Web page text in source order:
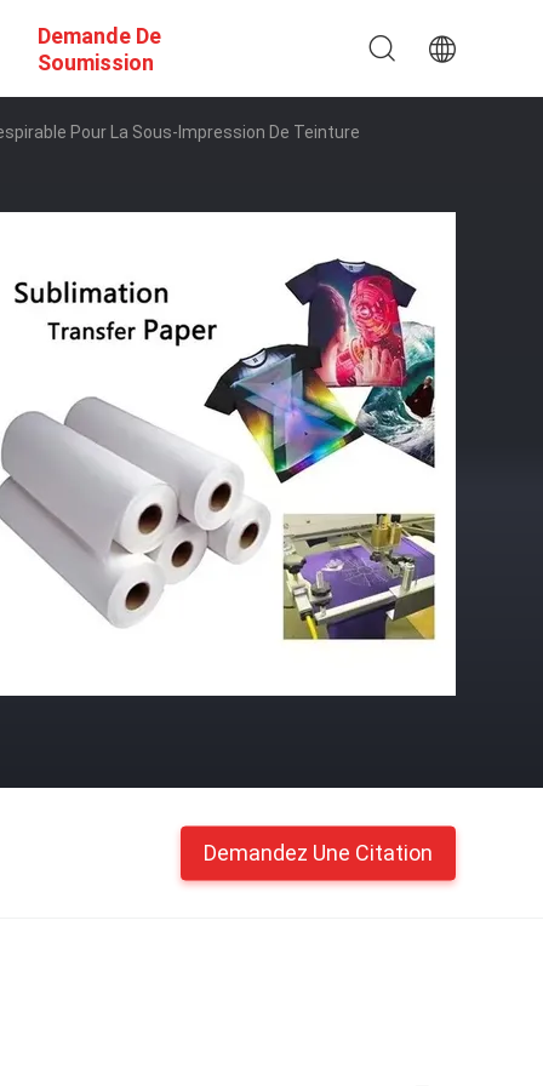
Demande De
Soumission
Pour La Sous-Impression De Teinture
Demandez Une Citation